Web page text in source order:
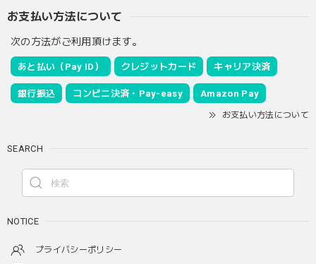
お支払い方法について
次の方法がご利用頂けます。
あと払い（Pay ID） クレジットカード キャリア決済
銀行振込 コンビニ決済・Pay-easy Amazon Pay
お支払い方法について
SEARCH
NOTICE
プライバシーポリシー